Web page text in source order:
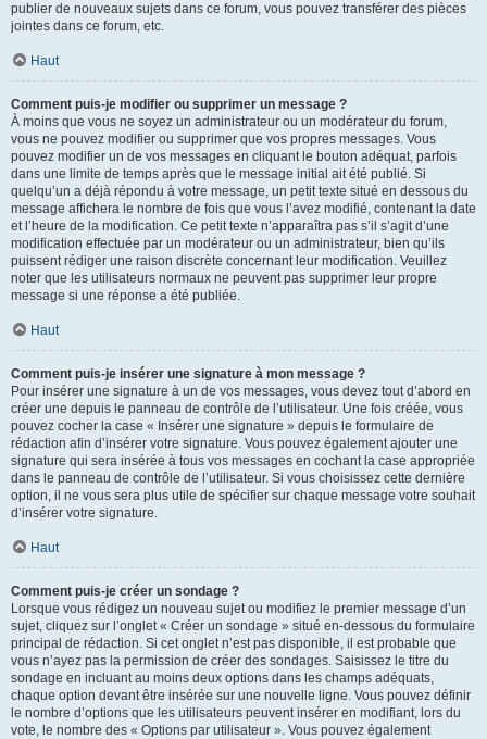
publier de nouveaux sujets dans ce forum, vous pouvez transférer des pièces
jointes dans ce forum, etc.
Haut
Comment puis-je modifier ou supprimer un message ?
À moins que vous ne soyez un administrateur ou un modérateur du forum,
vous ne pouvez modifier ou supprimer que vos propres messages. Vous
pouvez modifier un de vos messages en cliquant le bouton adéquat, parfois
dans une limite de temps après que le message initial ait été publié. Si
quelqu’un a déjà répondu à votre message, un petit texte situé en dessous du
message affichera le nombre de fois que vous l’avez modifié, contenant la date
et l’heure de la modification. Ce petit texte n’apparaîtra pas s’il s’agit d’une
modification effectuée par un modérateur ou un administrateur, bien qu’ils
puissent rédiger une raison discrète concernant leur modification. Veuillez
noter que les utilisateurs normaux ne peuvent pas supprimer leur propre
message si une réponse a été publiée.
Haut
Comment puis-je insérer une signature à mon message ?
Pour insérer une signature à un de vos messages, vous devez tout d’abord en
créer une depuis le panneau de contrôle de l’utilisateur. Une fois créée, vous
pouvez cocher la case « Insérer une signature » depuis le formulaire de
rédaction afin d’insérer votre signature. Vous pouvez également ajouter une
signature qui sera insérée à tous vos messages en cochant la case appropriée
dans le panneau de contrôle de l’utilisateur. Si vous choisissez cette dernière
option, il ne vous sera plus utile de spécifier sur chaque message votre souhait
d’insérer votre signature.
Haut
Comment puis-je créer un sondage ?
Lorsque vous rédigez un nouveau sujet ou modifiez le premier message d’un
sujet, cliquez sur l’onglet « Créer un sondage » situé en-dessous du formulaire
principal de rédaction. Si cet onglet n’est pas disponible, il est probable que
vous n’ayez pas la permission de créer des sondages. Saisissez le titre du
sondage en incluant au moins deux options dans les champs adéquats,
chaque option devant être insérée sur une nouvelle ligne. Vous pouvez définir
le nombre d’options que les utilisateurs peuvent insérer en modifiant, lors du
vote, le nombre des « Options par utilisateur ». Vous pouvez également